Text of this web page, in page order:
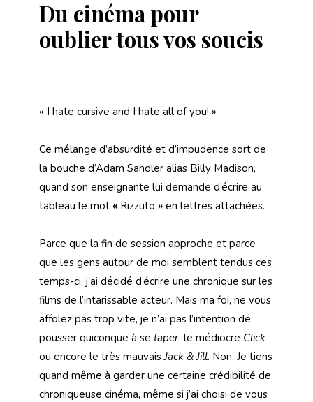
Du cinéma pour
oublier tous vos soucis
« I hate cursive and I hate all of you! »
Ce mélange d’absurdité et d’impudence sort de
la bouche d’Adam Sandler alias Billy Madison,
quand son enseignante lui demande d’écrire au
tableau le mot « Rizzuto » en lettres attachées.
Parce que la fin de session approche et parce
que les gens autour de moi semblent tendus ces
temps-ci, j’ai décidé d’écrire une chronique sur les
films de l’intarissable acteur. Mais ma foi, ne vous
affolez pas trop vite, je n’ai pas l’intention de
pousser quiconque à se taperle médiocre Click
ou encore le très mauvaisJack & Jill. Non. Je tiens
quand même à garder une certaine crédibilité de
chroniqueuse cinéma, même si j’ai choisi de vous